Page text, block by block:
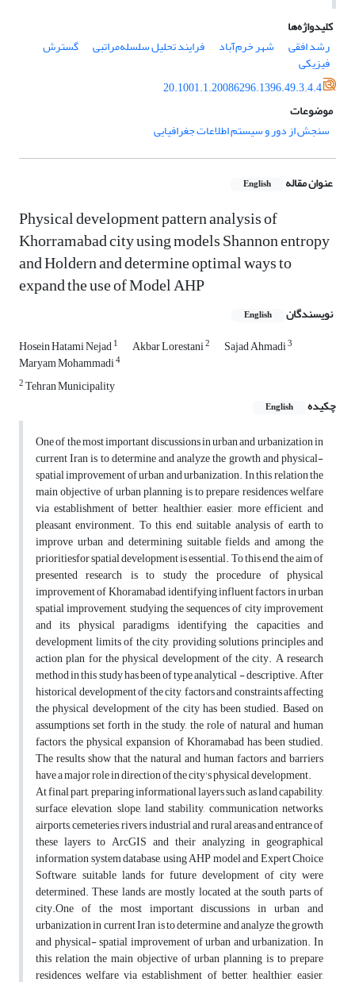
کلیدواژه‌ها
رشد افقی
شهر خرم‌آباد فرایند تحلیل سلسله‌مراتبی گسترش
فیزیکی
20.1001.1.20086296.1396.49.3.4.4
موضوعات
سنجش از دور و سیستم اطلاعات جغرافیایی
عنوان مقاله English
Physical development pattern analysis of
Khorramabad city using models Shannon entropy
and Holdern and determine optimal ways to
expand the use of Model AHP
نویسندگان English
Hosein Hatami Nejad1 Akbar Lorestani2 Sajad Ahmadi3
Maryam Mohammadi4
2Tehran Municipality
چکیده
English
One of the most important discussions in urban and urbanization in
current Iran is to determine and analyze the growth and physical-
spatial improvement of urban and urbanization. In this relation the
main objective of urban planning is to prepare residences welfare
via establishment of better, healthier, easier, more efficient, and
pleasant environment. To this end, suitable analysis of earth to
improve urban and determining suitable fields‌ and among the
prioritiesfor spatial development is essential. To this end, the aim of
presented research is to study the procedure of physical
improvement of Khoramabad, identifying influent factors in urban
spatial improvement, studying the sequences of city improvement
and its physical paradigms, identifying the capacities and
development limits of the city, providing solutions principles and
action plan for the physical development of the city. A research
method in this study has been of type analytical - descriptive. After
historical development of the city, factors and constraints affecting
the physical development of the city has been studied. Based on
assumptions set forth in the study, the role of natural and human
factors, the physical expansion of Khoramabad has been studied.
The results show that the natural and human factors and barriers
have a major role in direction of the city's physical development.
At final part, preparing informational layers such as land capability,
surface elevation, slope, land stability, communication networks,
airports, cemeteries, rivers, industrial and rural areas and entrance of
these layers to ArcGIS and their analyzing in geographical
information system database, using AHP model and Expert Choice
Software, suitable lands for future development of city were
determined. These lands are mostly located at the south parts of
city.One of the most important discussions in urban and
urbanization in current Iran is to determine and analyze the growth
and physical- spatial improvement of urban and urbanization. In
this relation the main objective of urban planning is to prepare
residences welfare via establishment of better, healthier, easier,